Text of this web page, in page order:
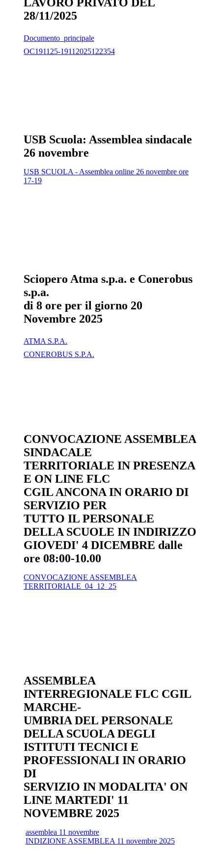
28/11/2025
Documento_principale
OC191125-19112025122354
USB Scuola: Assemblea sindacale
26 novembre
USB SCUOLA - Assemblea online 26 novembre ore
17-19
Sciopero Atma s.p.a. e Conerobus
s.p.a.
di 8 ore per il giorno 20
Novembre 2025
ATMA S.P.A.
CONEROBUS S.P.A.
CONVOCAZIONE ASSEMBLEA
SINDACALE
TERRITORIALE IN PRESENZA
E ON LINE FLC
CGIL ANCONA IN ORARIO DI
SERVIZIO PER
TUTTO IL PERSONALE
DELLA SCUOLE IN INDIRIZZO
GIOVEDI' 4 DICEMBRE dalle
ore 08:00-10.00
CONVOCAZIONE ASSEMBLEA
TERRITORIALE_04_12_25
ASSEMBLEA
INTERREGIONALE FLC CGIL
MARCHE-
UMBRIA DEL PERSONALE
DELLA SCUOLA DEGLI
ISTITUTI TECNICI E
PROFESSIONALI IN ORARIO
DI
SERVIZIO IN MODALITA' ON
LINE MARTEDI' 11
NOVEMBRE 2025
assemblea 11 novembre
INDIZIONE ASSEMBLEA 11 novembre 2025